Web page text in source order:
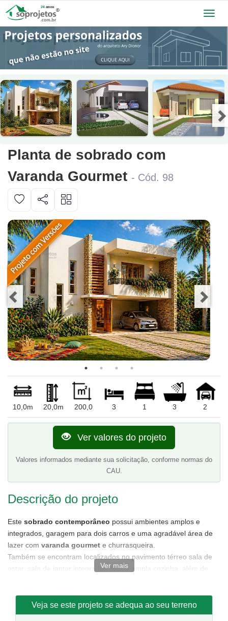
Planta de sobrado com
Varanda Gourmet - Cód. 98
10,0m 20,0m 200,0 3 1 3 2
Ver valores do projeto
Valores informados mediante sua solicitação, conforme normas do
CAU.
Descrição do projeto
Este sobrado contemporâneo possui ambientes amplos e
integrados, garagem para dois carros e uma agradável área de
lazer com varanda gourmet e churrasqueira.
Também se encontram localizados no pavimento térreo sala de
estar, sala de jantar integradas com a ampla cozinha, além de
banheiro e uma suíte com varanda e closet. Também se encontra
no pavimento superior uma sala intima localizada no mezanino
Ver mais
Veja se este projeto se adequa ao seu terreno